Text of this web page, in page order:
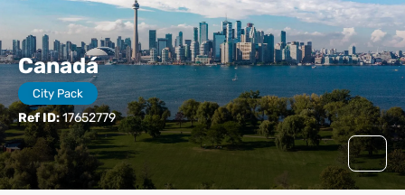
Canadá
City Pack
Ref ID:17652779